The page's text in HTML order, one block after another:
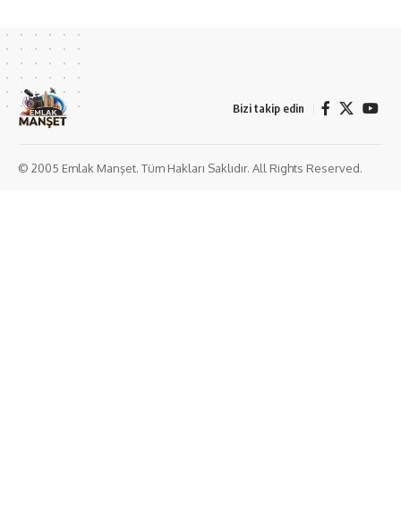
Bizi takip edin
© 2005 Emlak Manşet. Tüm Hakları Saklıdır. All Rights Reserved.